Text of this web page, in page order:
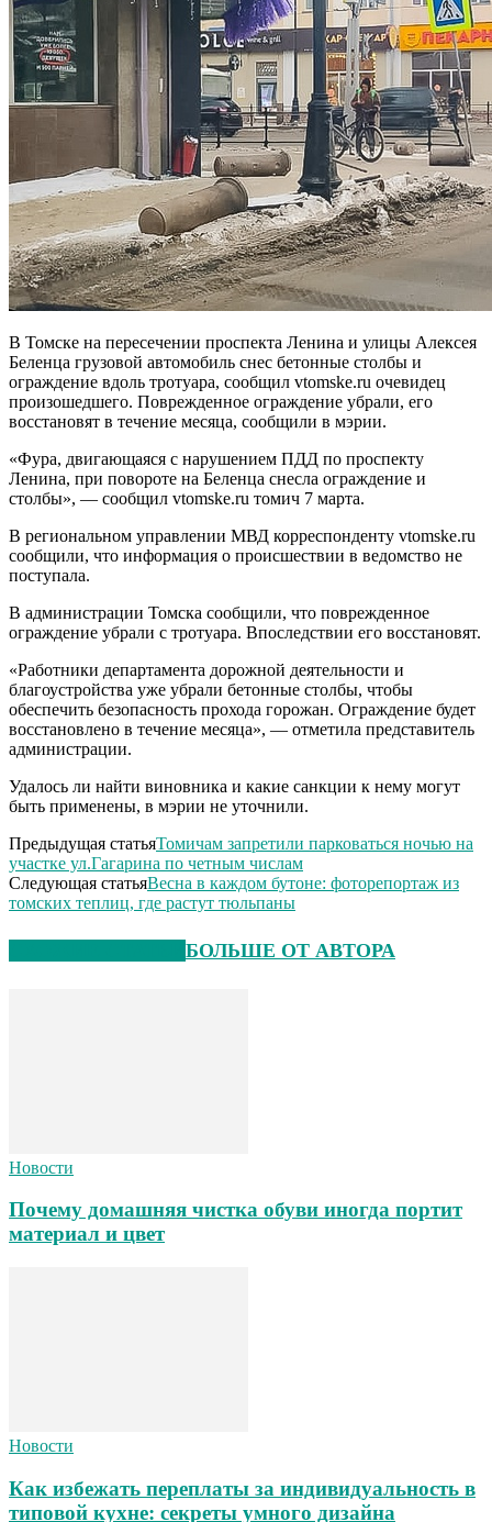
В Томске на пересечении проспекта Ленина и улицы Алексея
Беленца грузовой автомобиль снес бетонные столбы и
ограждение вдоль тротуара, сообщил vtomske.ru очевидец
произошедшего. Поврежденное ограждение убрали, его
восстановят в течение месяца, сообщили в мэрии.
«Фура, двигающаяся с нарушением ПДД по проспекту
Ленина, при повороте на Беленца снесла ограждение и
столбы», — сообщил vtomske.ru томич 7 марта.
В региональном управлении МВД корреспонденту vtomske.ru
сообщили, что информация о происшествии в ведомство не
поступала.
В администрации Томска сообщили, что поврежденное
ограждение убрали с тротуара. Впоследствии его восстановят.
«Работники департамента дорожной деятельности и
благоустройства уже убрали бетонные столбы, чтобы
обеспечить безопасность прохода горожан. Ограждение будет
восстановлено в течение месяца», — отметила представитель
администрации.
Удалось ли найти виновника и какие санкции к нему могут
быть применены, в мэрии не уточнили.
Предыдущая статьяТомичам запретили парковаться ночью на
участке ул.Гагарина по четным числам
Следующая статьяВесна в каждом бутоне: фоторепортаж из
томских теплиц, где растут тюльпаны
БОЛЬШЕ ОТ АВТОРА
Новости
Почему домашняя чистка обуви иногда портит
материал и цвет
Новости
Как избежать переплаты за индивидуальность в
типовой кухне: секреты умного дизайна